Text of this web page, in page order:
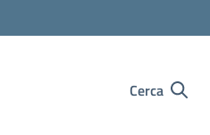
Cerca